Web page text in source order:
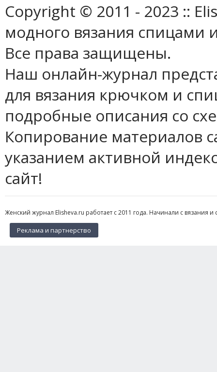
Copyright © 2011 - 2023 ::
модного вязания спицами
Все права защищены.
Наш онлайн-журнал
для вязания крючком и
подробные описания со
Копирование материалов
указанием активной
сайт!
Женский журнал Elisheva.ru работает с 2011 года. Начинали с вязания
Реклама и партнерство